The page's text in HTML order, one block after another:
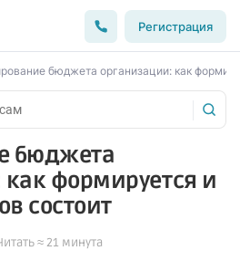
Регистрация
бюджета организации: как
бюджета
формируется и
состоит
≈ 21 минута